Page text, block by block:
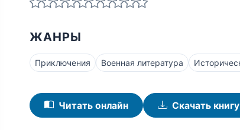
ЖАНРЫ
Приключения Военная литература
Читать онлайн Скачать книгу